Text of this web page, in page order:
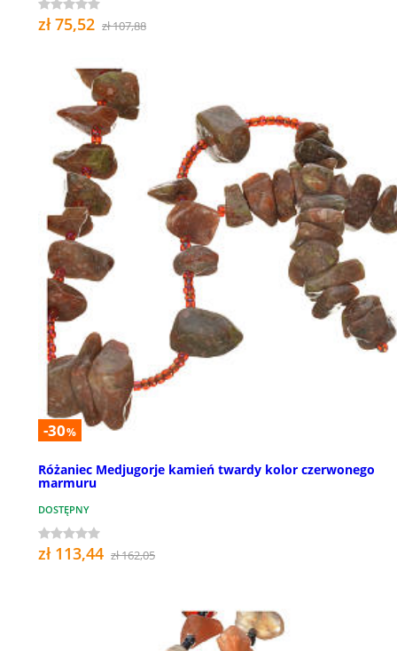
zł 75,52 zł 107,88
-30%
Różaniec Medjugorje kamień twardy kolor czerwonego
marmuru
DOSTĘPNY
zł 113,44 zł 162,05